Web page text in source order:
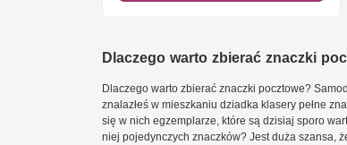
Dlaczego warto zbierać znaczki
Dlaczego warto zbierać znaczki pocztowe?
znalazłeś w mieszkaniu dziadka klasery pełne
się w nich egzemplarze, które są dzisiaj sporo
niej pojedynczych znaczków? Jest duża szansa,